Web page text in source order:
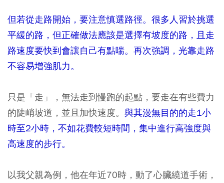
但若從走路開始，要注意慎選路徑。很多人習於挑選
平緩的路，但正確做法應該是選擇有坡度的路，且走
路速度要快到會讓自己有點喘。再次強調，光靠走路
不容易增強肌力。
只是「走」，無法走到慢跑的起點，要走在有些費力
的陡峭坡道，並且加快速度。 與其漫無目的的走1小
時至2小時，不如花費較短時間，集中進行高強度與
高速度的步行。
以我父親為例，他在年近70時，動了心臟繞道手術，